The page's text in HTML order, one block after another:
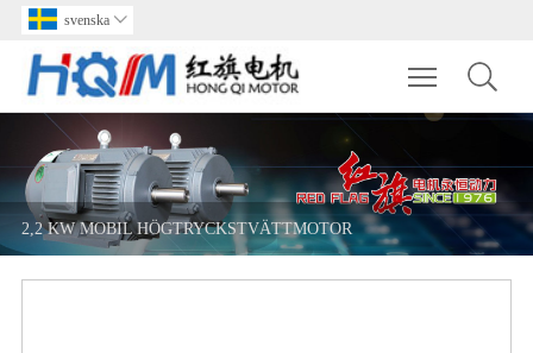
svenska 
Toggle
2,2 KW MOBIL HÖGTRYCKSTVÄTTMOTOR